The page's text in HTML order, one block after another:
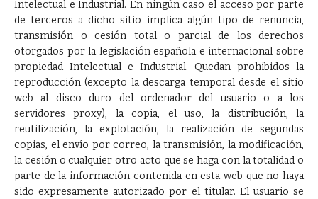
Intelectual e Industrial. En ningún caso el acceso por parte
de terceros a dicho sitio implica algún tipo de renuncia,
transmisión o cesión total o parcial de los derechos
otorgados por la legislación española e internacional sobre
propiedad Intelectual e Industrial. Quedan prohibidos la
reproducción (excepto la descarga temporal desde el sitio
web al disco duro del ordenador del usuario o a los
servidores proxy), la copia, el uso, la distribución, la
reutilización, la explotación, la realización de segundas
copias, el envío por correo, la transmisión, la modificación,
la cesión o cualquier otro acto que se haga con la totalidad o
parte de la información contenida en esta web que no haya
sido expresamente autorizado por el titular. El usuario se